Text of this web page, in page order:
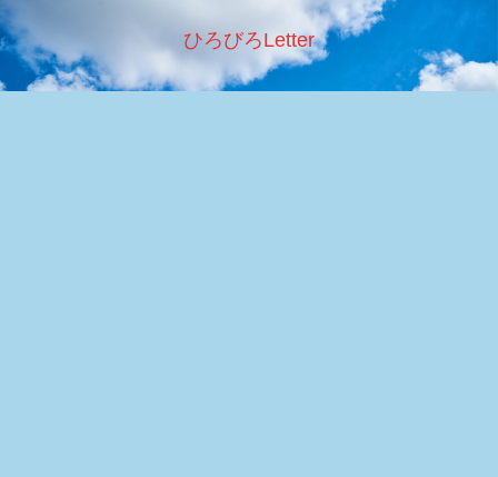
ひろびろLetter